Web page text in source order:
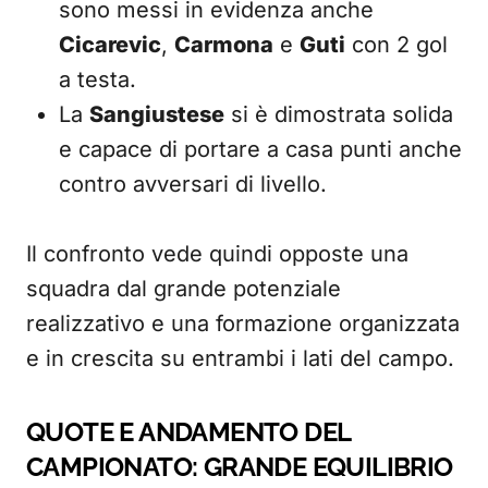
sono messi in evidenza anche
Cicarevic, Carmona e Guti con 2 gol
a testa.
La Sangiustese si è dimostrata solida
e capace di portare a casa punti anche
contro avversari di livello.
Il confronto vede quindi opposte una
squadra dal grande potenziale
realizzativo e una formazione organizzata
e in crescita su entrambi i lati del campo.
QUOTE E ANDAMENTO DEL
CAMPIONATO: GRANDE EQUILIBRIO